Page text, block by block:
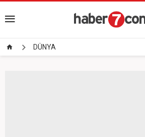
DÜNYA